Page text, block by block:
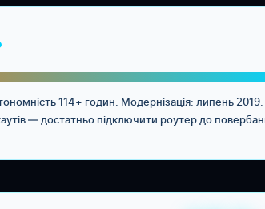
114+ годин. Модернізація: липень
— достатньо підключити роутер до